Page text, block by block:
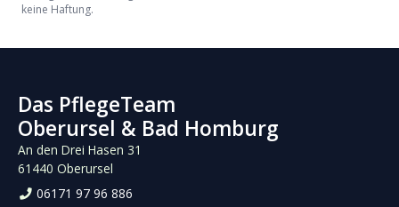
keine Haftung.
Das PflegeTeam
Oberursel & Bad Homburg
An den Drei Hasen 31
61440 Oberursel
06171 97 96 886